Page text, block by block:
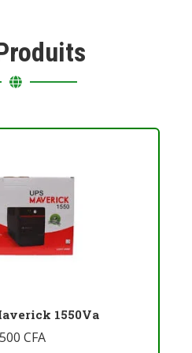
1550Va
CFA